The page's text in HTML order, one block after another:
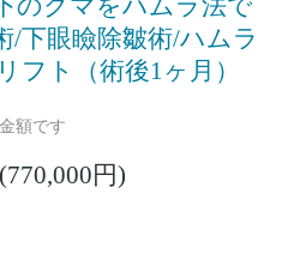
のクマをハムラ法で
/下眼瞼除皺術/ハムラ
フト（術後1ヶ月）
額です
(770,000円)